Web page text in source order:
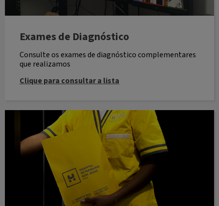
Exames de Diagnóstico
Consulte os exames de diagnóstico complementares
que realizamos
Clique para consultar a lista
Referenciar Casos